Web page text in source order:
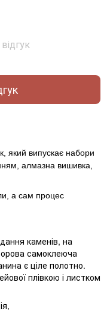
який випускає набори
алмазна вишивка,
а сам процес
каменів, на
самоклеюча
є ціле полотно.
плівкою і листком